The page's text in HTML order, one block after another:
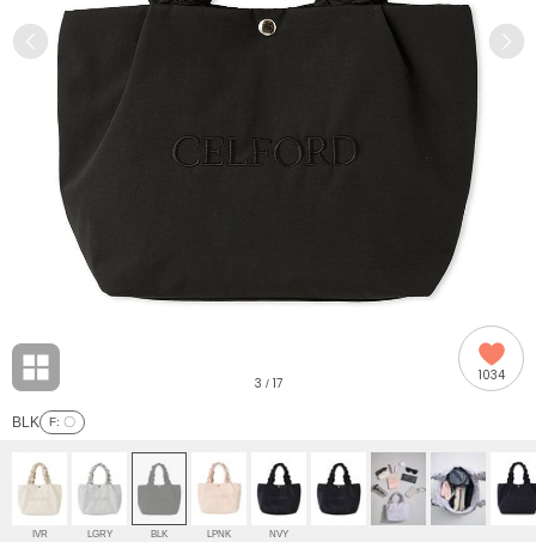
ームウェア (552)
ョン雑貨 (849)
/ランジェリー (127)
ェア (124)
ACYM
アシーム
adidas by Stella McCartney
アディダス バイ ステラマッカートニー
ALLISON BROWN
アリソンブラウン
Ame no chi Hare
アメノチハレ
AMOMMA
ánuans
アニュアンス
BLK F: 〇
3 / 17 1034
IVR LGRY BLK LPNK NVY